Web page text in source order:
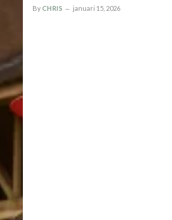
ByCHRIS januari 15, 2026